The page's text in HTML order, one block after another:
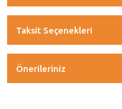
Taksit Seçenekleri
Önerileriniz